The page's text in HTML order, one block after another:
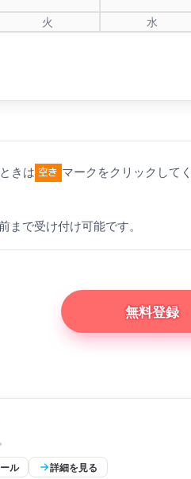
火 水
きは
マークをクリックしてく
で受け付け可能です。
無料登録
ル 詳細を見る